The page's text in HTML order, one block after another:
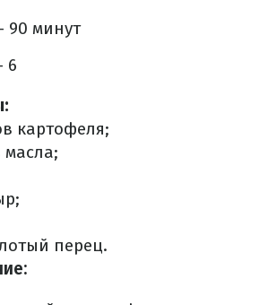
90 минут
6
картофеля;
масла;
перец.